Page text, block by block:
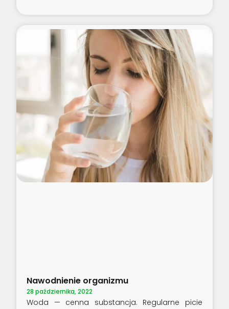
Nawodnienie organizmu
28 października, 2022
Woda — cenna substancja. Regularne picie